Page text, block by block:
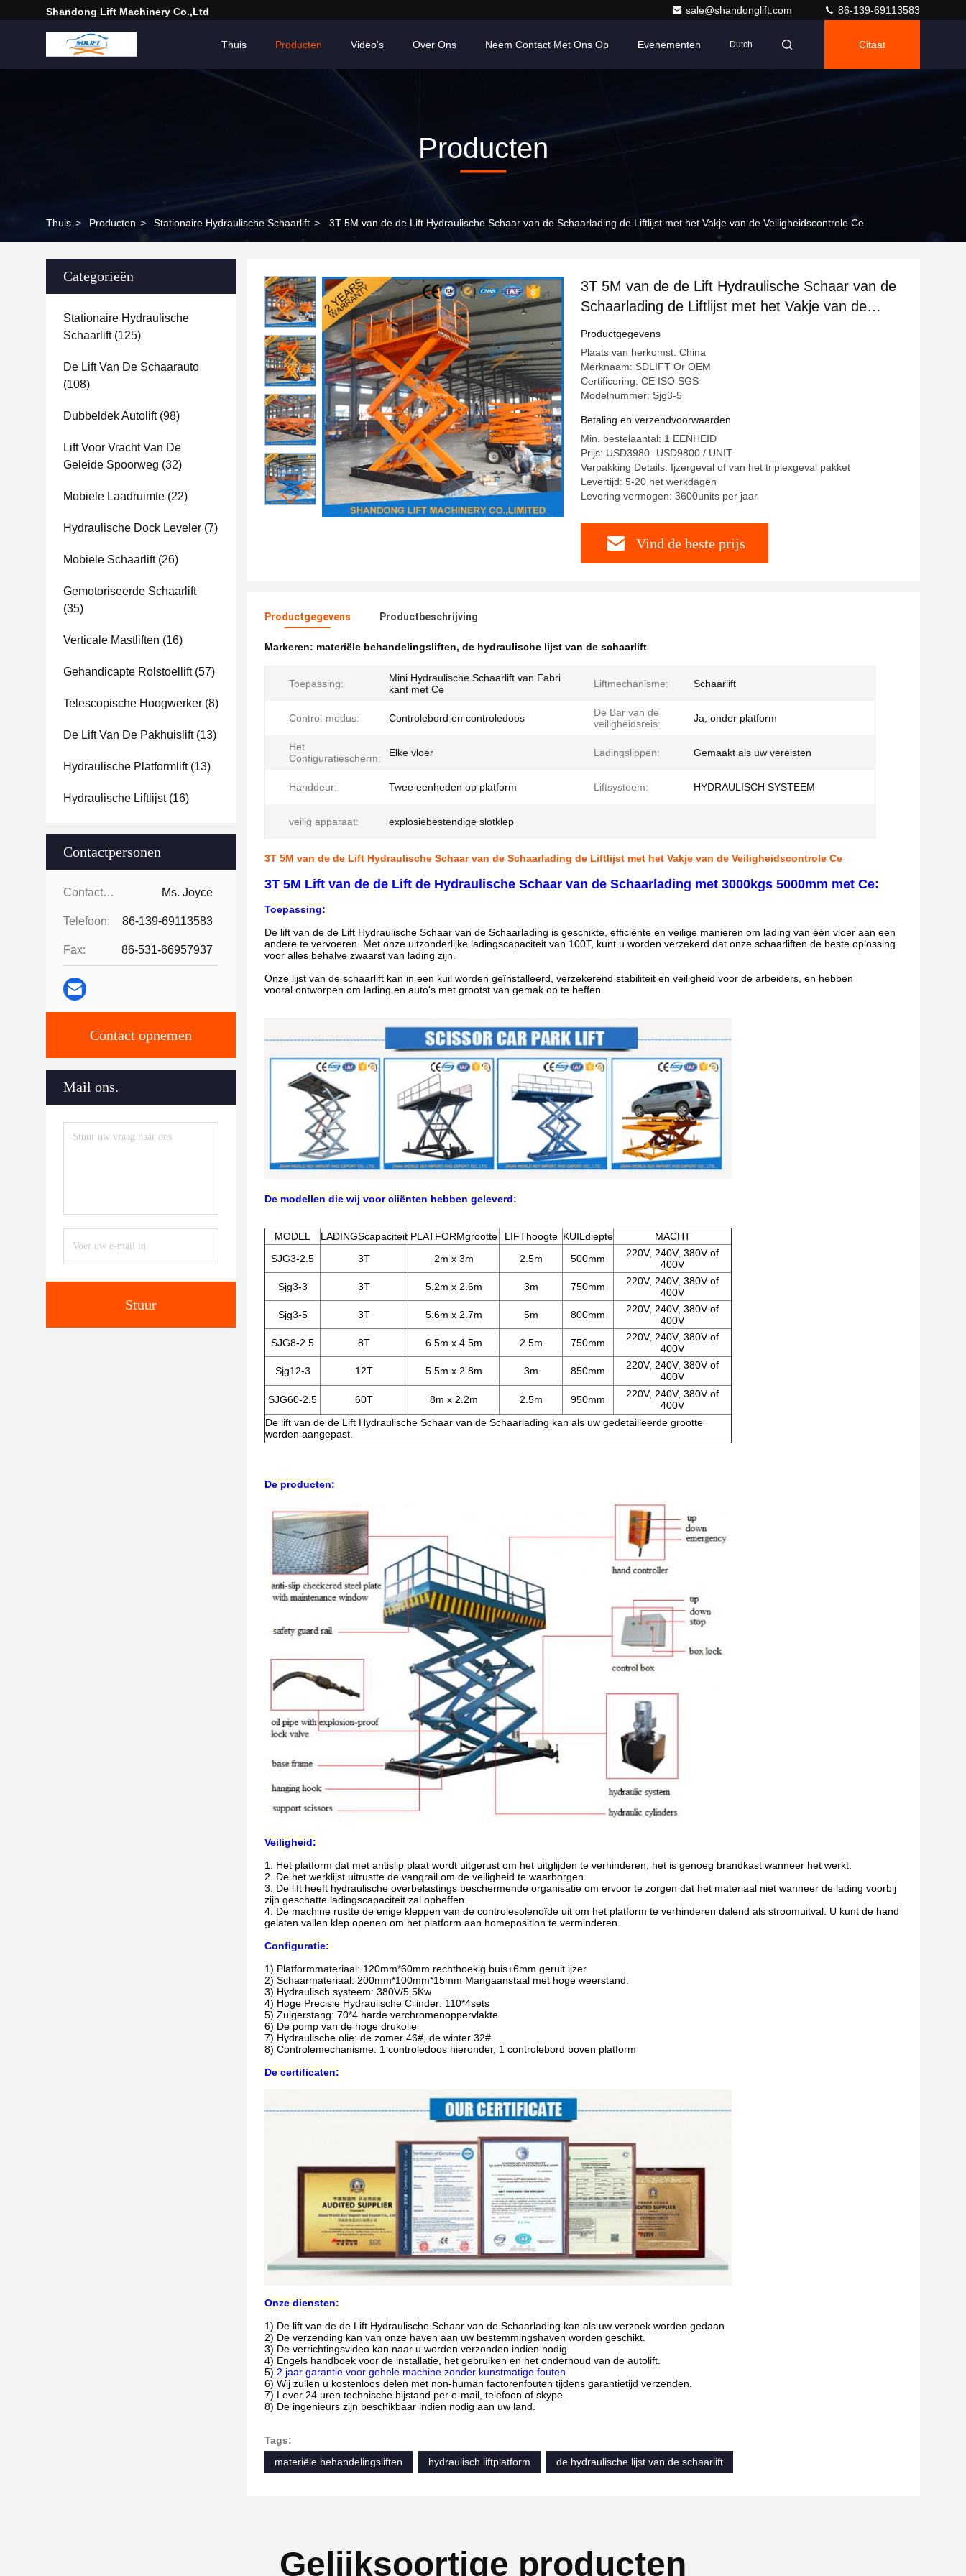
Shandong Lift Machinery Co.,Ltd sale@shandonglift.com 86-139-69113583
Thuis Producten Video's Over Ons Neem Contact Met Ons Op Evenementen Dutch Citaat
Producten
Thuis > Producten > Stationaire Hydraulische Schaarlift > 3T 5M van de de Lift Hydraulische Schaar van de Schaarlading de Liftlijst met het Vakje van de Veiligheidscontrole Ce
Categorieën
Stationaire Hydraulische
Schaarlift(125)
De Lift Van De Schaarauto
(108)
Dubbeldek Autolift(98)
Lift Voor Vracht Van De
Geleide Spoorweg (32)
Mobiele Laadruimte (22)
Hydraulische Dock Leveler (7)
Mobiele Schaarlift(26)
Gemotoriseerde Schaarlift
(35)
Verticale Mastliften (16)
Gehandicapte Rolstoellift(57)
Telescopische Hoogwerker (8)
De Lift Van De Pakhuislift(13)
Hydraulische Platformlift(13)
Hydraulische Liftlijst(16)
Contactpersonen
Contactpersonen: Ms. Joyce
Telefoon: 86-139-69113583
Fax: 86-531-66957937
Contact opnemen
Mail ons.
Stuur
3T 5M van de de Lift Hydraulische Schaar van de
Schaarlading de Liftlijst met het Vakje van de
Veiligheidscontrole Ce
Productgegevens
Plaats van herkomst: China
Merknaam: SDLIFT Or OEM
Certificering: CE ISO SGS
Modelnummer: Sjg3-5
Betaling en verzendvoorwaarden
Min. bestelaantal: 1 EENHEID
Prijs: USD3980- USD9800 / UNIT
Verpakking Details: Ijzergeval of van het triplexgeval pakket
Levertijd: 5-20 het werkdagen
Levering vermogen: 3600units per jaar
Vind de beste prijs
Productgegevens Productbeschrijving
Markeren: materiële behandelingsliften, de hydraulische lijst van de schaarlift
Toepassing:
Mini Hydraulische Schaarlift van Fabri
kant met Ce
Liftmechanisme: Schaarlift
Control-modus: Controlebord en controledoos
De Bar van de
veiligheidsreis:
Ja, onder platform
Het
Configuratiescherm:
Elke vloer Ladingslippen: Gemaakt als uw vereisten
Handdeur: Twee eenheden op platform Liftsysteem: HYDRAULISCH SYSTEEM
veilig apparaat: explosiebestendige slotklep
3T 5M van de de Lift Hydraulische Schaar van de Schaarlading de Liftlijst met het Vakje van de Veiligheidscontrole Ce
3T 5M Lift van de de Lift de Hydraulische Schaar van de Schaarlading met 3000kgs 5000mm met Ce:
Toepassing:
De lift van de de Lift Hydraulische Schaar van de Schaarlading is geschikte, efficiënte en veilige manieren om lading van één vloer aan een
andere te vervoeren. Met onze uitzonderlijke ladingscapaciteit van 100T, kunt u worden verzekerd dat onze schaarliften de beste oplossing
voor alles behalve zwaarst van lading zijn.
Onze lijst van de schaarlift kan in een kuil worden geïnstalleerd, verzekerend stabiliteit en veiligheid voor de arbeiders, en hebben
vooral ontworpen om lading en auto's met grootst van gemak op te heffen.
De modellen die wij voor cliënten hebben geleverd:
MODEL LADINGScapaciteit PLATFORMgrootte LIFThoogte KUILdiepte
MACHT
SJG3-2.5
3T 2m x 3m 2.5m 500mm
220V, 240V, 380V of
400V
Sjg3-3
3T 5.2m x 2.6m 3m 750mm
220V, 240V, 380V of
400V
Sjg3-5
3T 5.6m x 2.7m 5m 800mm
220V, 240V, 380V of
400V
SJG8-2.5
8T 6.5m x 4.5m 2.5m 750mm
220V, 240V, 380V of
400V
Sjg12-3
12T 5.5m x 2.8m 3m 850mm
220V, 240V, 380V of
400V
SJG60-2.5
60T 8m x 2.2m 2.5m 950mm
220V, 240V, 380V of
400V
De lift van de de Lift Hydraulische Schaar van de Schaarlading kan als uw gedetailleerde grootte
worden aangepast.
De producten:
Veiligheid:
1. Het platform dat met antislip plaat wordt uitgerust om het uitglijden te verhinderen, het is genoeg brandkast wanneer het werkt.
2. De het werklijst uitrustte de vangrail om de veiligheid te waarborgen.
3. De lift heeft hydraulische overbelastings beschermende organisatie om ervoor te zorgen dat het materiaal niet wanneer de lading voorbij
zijn geschatte ladingscapaciteit zal opheffen.
4. De machine rustte de enige kleppen van de controlesolenoïde uit om het platform te verhinderen dalend als stroomuitval. U kunt de hand
gelaten vallen klep openen om het platform aan homeposition te verminderen.
Configuratie:
1) Platformmateriaal: 120mm*60mm rechthoekig buis+6mm geruit ijzer
2) Schaarmateriaal: 200mm*100mm*15mm Mangaanstaal met hoge weerstand.
3) Hydraulisch systeem: 380V/5.5Kw
4) Hoge Precisie Hydraulische Cilinder: 110*4sets
5) Zuigerstang: 70*4 harde verchromenoppervlakte.
6) De pomp van de hoge drukolie
7) Hydraulische olie: de zomer 46#, de winter 32#
8) Controlemechanisme: 1 controledoos hieronder, 1 controlebord boven platform
De certificaten:
Onze diensten:
1) De lift van de de Lift Hydraulische Schaar van de Schaarlading kan als uw verzoek worden gedaan
2) De verzending kan van onze haven aan uw bestemmingshaven worden geschikt.
3) De verrichtingsvideo kan naar u worden verzonden indien nodig.
4) Engels handboek voor de installatie, het gebruiken en het onderhoud van de autolift.
5) 2 jaar garantie voor gehele machine zonder kunstmatige fouten.
6) Wij zullen u kostenloos delen met non-human factorenfouten tijdens garantietijd verzenden.
7) Lever 24 uren technische bijstand per e-mail, telefoon of skype.
8) De ingenieurs zijn beschikbaar indien nodig aan uw land.
Tags:
materiële behandelingsliften
hydraulisch liftplatform de hydraulische lijst van de schaarlift
Gelijksoortige producten